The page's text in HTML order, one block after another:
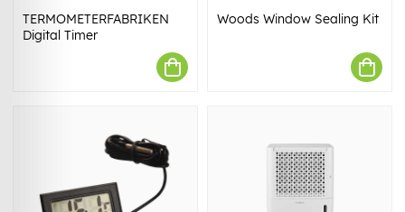
TERMOMETERFABRIKEN
Digital Timer
Woods Window Sealing Kit